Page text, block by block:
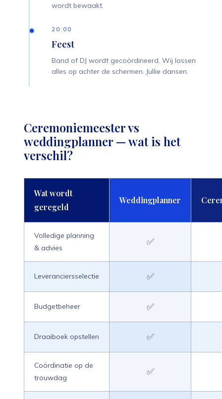
wordt bewaakt.
20:00
Feest
Band of DJ wordt gecoördineerd. Wij lossen
alles op achter de schermen. Jullie dansen.
Ceremoniemeester vs
weddingplanner — wat is het
verschil?
Wat wordt
geregeld
Weddingplanner
Volledige planning
& advies
✅
Leveranciersselectie ✅
Budgetbeheer ✅
Draaiboek opstellen ✅
Coördinatie op de
trouwdag
✅